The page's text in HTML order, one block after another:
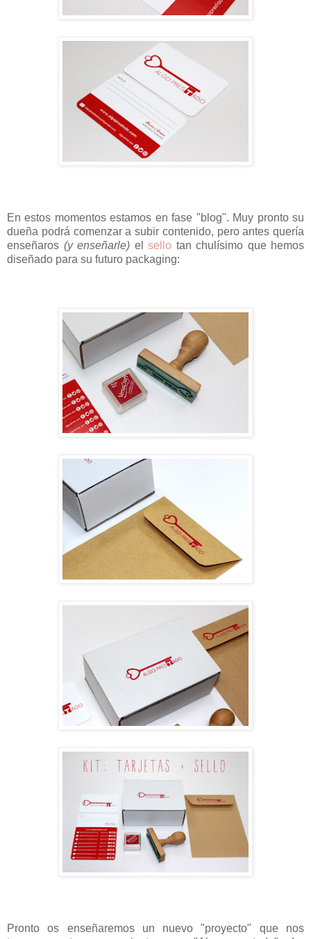
En estos momentos estamos en fase "blog". Muy pronto su
dueña podrá comenzar a subir contenido, pero antes quería
enseñaros (y enseñarle) el sello tan chulísimo que hemos
diseñado para su futuro packaging:
Pronto os enseñaremos un nuevo "proyecto" que nos